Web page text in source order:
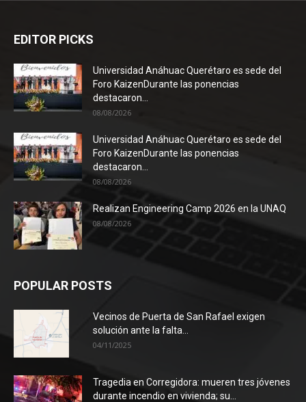
EDITOR PICKS
Universidad Anáhuac Querétaro es sede del
Foro KaizenDurante las ponencias
destacaron...
08/08/2026
Universidad Anáhuac Querétaro es sede del
Foro KaizenDurante las ponencias
destacaron...
08/08/2026
Realizan Engineering Camp 2026 en la UNAQ
08/08/2026
POPULAR POSTS
Vecinos de Puerta de San Rafael exigen
solución ante la falta...
04/11/2025
Tragedia en Corregidora: mueren tres jóvenes
durante incendio en vivienda; su...